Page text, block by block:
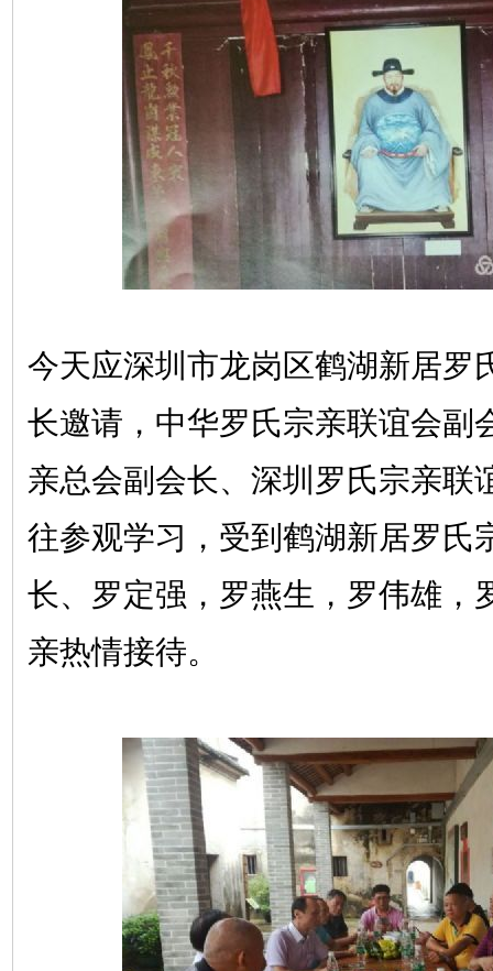
今天应深圳市龙岗区鹤湖新居罗
长邀请，中华罗氏宗亲联谊会副
亲总会副会长、深圳罗氏宗亲联
往参观学习，受到鹤湖新居罗氏
长、罗定强，罗燕生，罗伟雄，
亲热情接待。